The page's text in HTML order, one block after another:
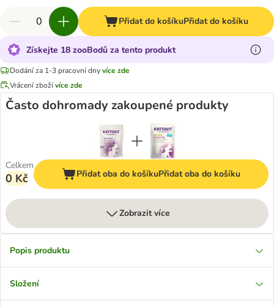
Přidat do košíkuPřidat do košíku
Získejte 18 zooBodů za tento produkt
Dodání za 1-3 pracovní dnyvíce zde
Vrácení zbožívíce zde
Často dohromady zakoupené produkty
Celkem
0 Kč Přidat oba do košíkuPřidat oba do košíku
Zobrazit více
Popis produktu
Složení